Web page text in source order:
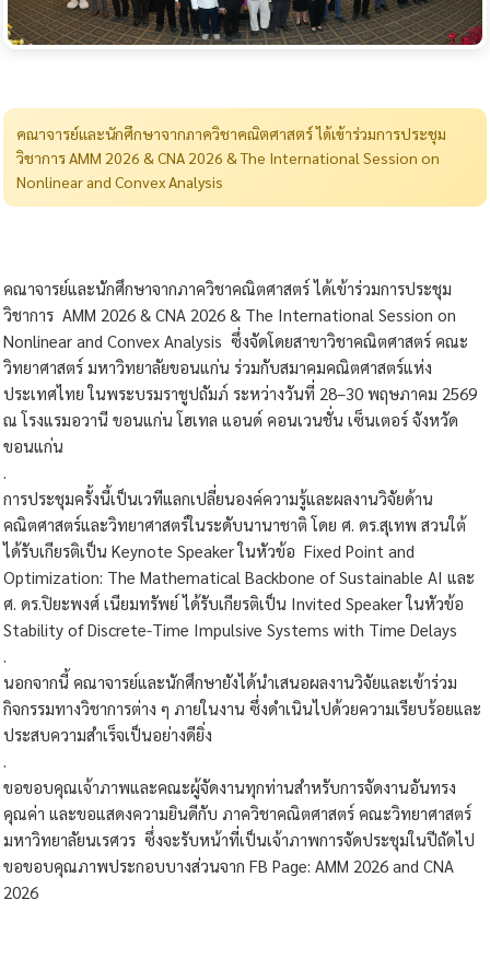
คณาจารย์และนักศึกษาจากภาควิชาคณิตศาสตร์ ได้เข้าร่วมการประชุม
วิชาการ AMM 2026 & CNA 2026 & The International Session on
Nonlinear and Convex Analysis
คณาจารย์และนักศึกษาจากภาควิชาคณิตศาสตร์ ได้เข้าร่วมการประชุม
วิชาการ AMM 2026 & CNA 2026 & The International Session on
Nonlinear and Convex Analysis ซึ่งจัดโดยสาขาวิชาคณิตศาสตร์ คณะ
วิทยาศาสตร์ มหาวิทยาลัยขอนแก่น ร่วมกับสมาคมคณิตศาสตร์แห่ง
ประเทศไทย ในพระบรมราชูปถัมภ์ ระหว่างวันที่ 28–30 พฤษภาคม 2569
ณ โรงแรมอวานี ขอนแก่น โฮเทล แอนด์ คอนเวนชั่น เซ็นเตอร์ จังหวัด
ขอนแก่น
.
การประชุมครั้งนี้เป็นเวทีแลกเปลี่ยนองค์ความรู้และผลงานวิจัยด้าน
คณิตศาสตร์และวิทยาศาสตร์ในระดับนานาชาติ โดย ศ. ดร.สุเทพ สวนใต้
ได้รับเกียรติเป็น Keynote Speaker ในหัวข้อ Fixed Point and
Optimization: The Mathematical Backbone of Sustainable AI และ
ศ. ดร.ปิยะพงศ์ เนียมทรัพย์ ได้รับเกียรติเป็น Invited Speaker ในหัวข้อ
Stability of Discrete-Time Impulsive Systems with Time Delays
.
นอกจากนี้ คณาจารย์และนักศึกษายังได้นำเสนอผลงานวิจัยและเข้าร่วม
กิจกรรมทางวิชาการต่าง ๆ ภายในงาน ซึ่งดำเนินไปด้วยความเรียบร้อยและ
ประสบความสำเร็จเป็นอย่างดียิ่ง
.
ขอขอบคุณเจ้าภาพและคณะผู้จัดงานทุกท่านสำหรับการจัดงานอันทรง
คุณค่า และขอแสดงความยินดีกับ ภาควิชาคณิตศาสตร์ คณะวิทยาศาสตร์
มหาวิทยาลัยนเรศวร ซึ่งจะรับหน้าที่เป็นเจ้าภาพการจัดประชุมในปีถัดไป
ขอขอบคุณภาพประกอบบางส่วนจาก FB Page: AMM 2026 and CNA
2026